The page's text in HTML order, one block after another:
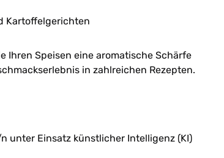
Kartoffelgerichten
Ihren Speisen eine aromatische Schärfe
in zahlreichen Rezepten.
unter Einsatz künstlicher Intelligenz (KI)